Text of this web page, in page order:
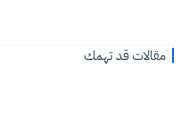
مقالات قد تهمك